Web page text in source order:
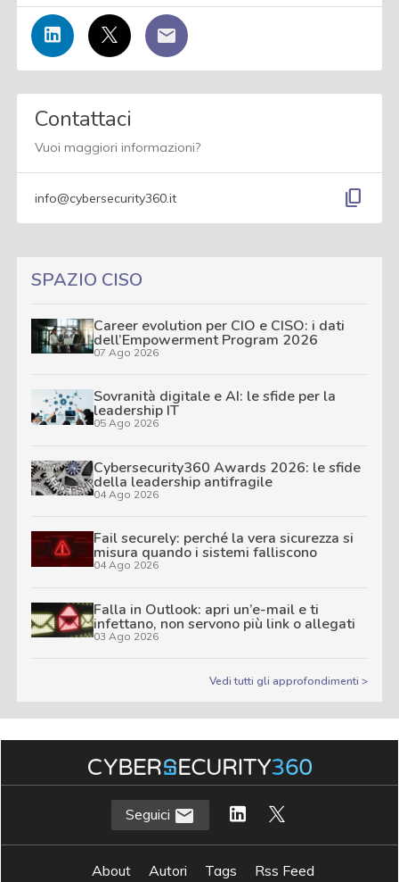
Contattaci
Vuoi maggiori informazioni?
info@cybersecurity360.it content_copy
SPAZIO CISO
Career evolution per CIO e CISO: i dati
dell’Empowerment Program 2026
07 Ago 2026
Sovranità digitale e AI: le sfide per la
leadership IT
05 Ago 2026
Cybersecurity360 Awards 2026: le sfide
della leadership antifragile
04 Ago 2026
Fail securely: perché la vera sicurezza si
misura quando i sistemi falliscono
04 Ago 2026
Falla in Outlook: apri un’e-mail e ti
infettano, non servono più link o allegati
03 Ago 2026
Vedi tutti gli approfondimenti >
Seguici
About Autori Tags
Rss Feed